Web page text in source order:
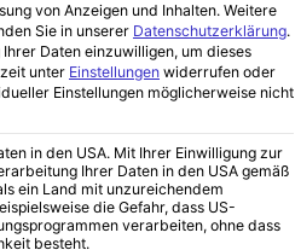
Hundehalter
von Anzeigen und Inhalten.Weitere
Sie in unserer Datenschutzerklärung.
Daten einzuwilligen, um dieses
unter Einstellungen widerrufen oder
Einstellungen möglicherweise nicht
in den USA. Mit Ihrer Einwilligung zur
Ihrer Daten in den USA gemäß
ein Land mit unzureichendem
die Gefahr, dass US-
verarbeiten, ohne dass
besteht.